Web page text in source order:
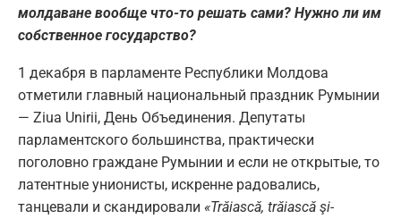
молдаване вообще что-то решать сами? Нужно ли им
собственное государство?
1 декабря в парламенте Республики Молдова
отметили главный национальный праздник Румынии
— Ziua Unirii, День Объединения. Депутаты
парламентского большинства, практически
поголовно граждане Румынии и если не открытые, то
латентные унионисты, искренне радовались,
танцевали и скандировали «Trăiască, trăiască şi-